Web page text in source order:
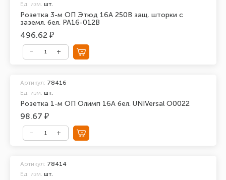
Розетка 3-м ОП Этюд 16А 250В защ. шторки с
заземл. бел. PA16-012B
Ед. изм. шт.
496.62 ₽
Розетка 1-м ОП Олимп 16А бел. UNIVersal О0022
Артикул: 78416
Ед. изм. шт.
98.67 ₽
Артикул: 78414
Ед. изм. шт.